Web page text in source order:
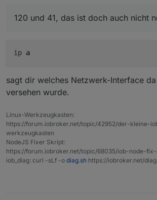
Bild ) gibt.
Hast Du eine Idee?
Mir ist noch aufgefallen, das
120 und 41, das ist doch auch
Gruß MIchael
120 und 41, das ist doch auch nicht
ip a
sagt dir welches Netzwerk-Interface
versehen wurde.
Linux-Werkzeugkasten:
https://forum.iobroker.net/topic/42952/der-kleine-
werkzeugkasten
NodeJS Fixer Skript:
https://forum.iobroker.net/topic/68035/iob-node-
iob_diag: curl -sLf -o diag.sh https://iobroker.net/